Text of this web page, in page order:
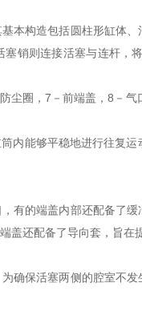
本构造包括圆柱形缸体
销则连接活塞与连杆
尘圈，7－前端盖，8－
内能够平稳地进行往复
有的端盖内部还配备了
还配备了导向套，旨在
确保活塞两侧的腔室不